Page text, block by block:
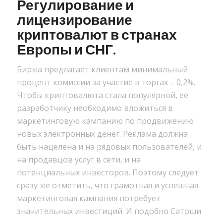
Регулирование и
лицензирование
криптовалют в странах
Европы и СНГ.
Биржа предлагает клиентам минимальный
процент комиссии за участие в торгах – 0,2%.
Чтобы криптовалюта стала популярной, ее
разработчику необходимо вложиться в
маркетинговую кампанию по продвижению
новых электронных денег. Реклама должна
быть нацелена и на рядовых пользователей, и
на продавцов услуг в сети, и на
потенциальных инвесторов. Поэтому следует
сразу же отметить, что грамотная и успешная
маркетинговая кампания потребует
значительных инвестиций. И подобно Сатоши